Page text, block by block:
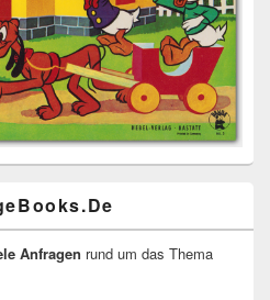
Anfragen rund um das Thema